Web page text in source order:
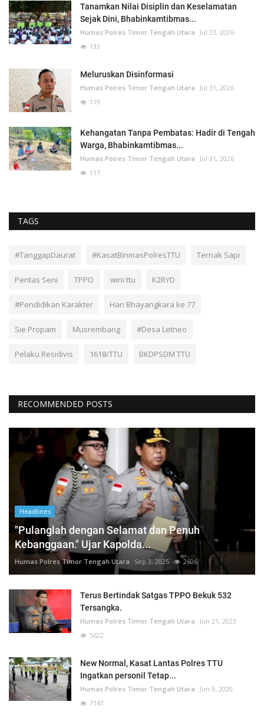
Tanamkan Nilai Disiplin dan Keselamatan
Sejak Dini, Bhabinkamtibmas...
Humas Polres Timor Tengah Utara
Jul 23, 2026
133
Meluruskan Disinformasi
Humas Polres Timor Tengah Utara
Jul 31, 2026
119
Kehangatan Tanpa Pembatas: Hadir di Tengah
Warga, Bhabinkamtibmas...
Humas Polres Timor Tengah Utara
Jul 31, 2026
117
TAGS
#TanggapDaurat #KasatBinmasPolresTTU Ternak Sapi
Pentas Seni TPPO wini ttu K2RYD
#Pendidikan Karakter Hari Bhayangkara ke 77
Sie Propam Musrembang #Desa Letneo
Pelaku Residivis 1618/TTU BKDPSDM TTU
RECOMMENDED POSTS
Headlines
"Pulanglah dengan Selamat dan Penuh
Kebanggaan." Ujar Kapolda...
Humas Polres Timor Tengah Utara Sep 3, 2025 2606
Terus Bertindak Satgas TPPO Bekuk 532
Tersangka.
Humas Polres Timor Tengah Utara
Jun 21, 2023
5622
New Normal, Kasat Lantas Polres TTU
Ingatkan personil Tetap...
Humas Polres Timor Tengah Utara
Jun 9, 2020
7141